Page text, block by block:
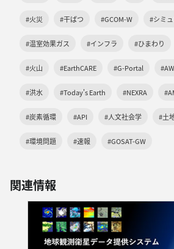
#火災 #干ばつ #GCOM-W #シミ
#温室効果ガス #インフラ #ひまわり
#火山 #EarthCARE #G-Portal
#洪水 #Today's Earth #NEXRA
#炭素循環 #API #人文社会学 #土
#環境問題 #速報 #GOSAT-GW
関連情報